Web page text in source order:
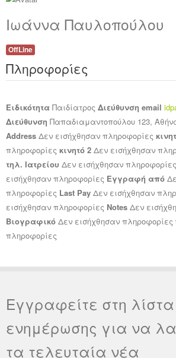
Ιωάννα Παυλοπούλου
OffLine
Πληροφορίες
Ειδικότητα Παιδίατρος Διεύθυνση email
Διεύθυνση Παπαδιαμαντοπούλου 123,
Address Δεν εισήχθησαν πληροφορίες
πληροφορίες κινητό 2 Δεν εισήχθησαν
τηλ. Ιατρείου Δεν εισήχθησαν πληροφορίες
εισήχθησαν πληροφορίες Εγγραφή από
πληροφορίες Last Pay Δεν εισήχθησαν
εισήχθησαν πληροφορίες Notes Δεν
Βιογραφικό Δεν εισήχθησαν πληροφορίες
πληροφορίες
Εγγραφείτε στη λίστα
ενημέρωσης για να
τα τελευταία νέα
Ανακοινώσεις
Εργαλεία για Παιδιάτρους
Χρήσιμα Links